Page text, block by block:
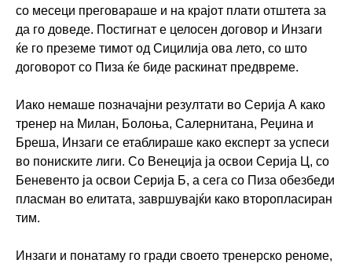
со месеци преговараше и на крајот плати отштета за
да го доведе. Постигнат е целосен договор и Инзаги
ќе го преземе тимот од Сицилија ова лето, со што
договорот со Пиза ќе биде раскинат предвреме.
Иако немаше позначајни резултати во Серија А како
тренер на Милан, Болоња, Салернитана, Реџина и
Бреша, Инзаги се етаблираше како експерт за успеси
во пониските лиги. Со Венеција ја освои Серија Ц, со
Беневенто ја освои Серија Б, а сега со Пиза обезбеди
пласман во елитата, завршувајќи како второпласиран
тим.
Инзаги и понатаму го гради своето тренерско реноме,